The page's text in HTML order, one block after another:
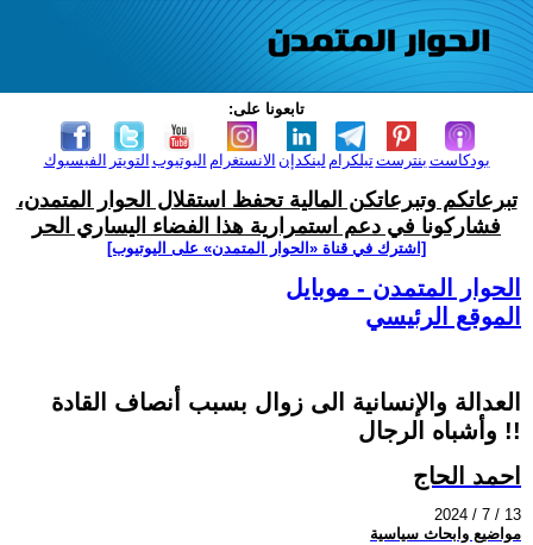
تابعونا على:
الفيسبوك التويتر اليوتيوب الانستغرام لينكدإن تيلكرامبنترست بودكاست
تبرعاتكم وتبرعاتكن المالية تحفظ استقلال الحوار المتمدن،
فشاركونا في دعم استمرارية هذا الفضاء اليساري الحر
[اشترك في قناة ‫«الحوار المتمدن» على اليوتيوب]
الحوار المتمدن - موبايل
الموقع الرئيسي
العدالة والإنسانية الى زوال بسبب أنصاف القادة
وأشباه الرجال !!
احمد الحاج
2024 / 7 / 13
مواضيع وابحاث سياسية